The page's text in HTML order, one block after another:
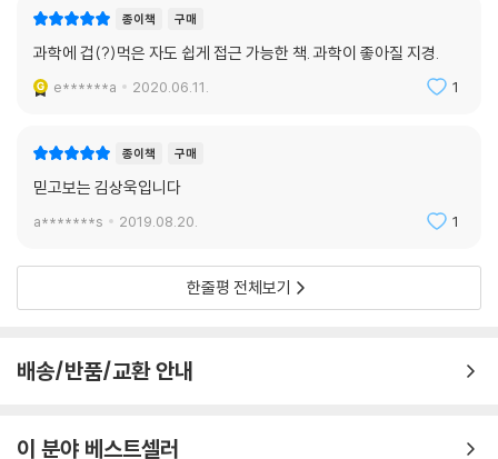
지만, 이 둘을 겸하는 사람은 드물다. 더욱이 과학과 인문, 양면의 통찰을
쉽고도 진하게 담는 이는 더 귀하다.
김상욱 교수는 과학과 인문학의 중간에서 그 경계를 흐트러뜨리려 한다.
냉철한 과학자의 두뇌로 뜨겁게 삶을 마주하는 김상욱 이야말로 다가올
‘과학 인문학’ 시대의 첫 번째 안내자이다. 양쪽 모두에 대한 깊은 이해가
르치는 선생님으로서의 기질을 둘 다 가지고 있기 때문이다.
‘모든 사물의 이치’라는 ‘물리’의 정의에 따르듯 ‘물리학자’ 김상욱은 빈틈
질문에 함께 고민하는 사회 일원으로서, 답을 찾아가는 여정을 안내하는
한국의 지식사회에서 연구와 소통의 관계는 마치 두 개의 음전하와 같다.
김상욱 교수는 연구와 소통 간의 이런 (터무니없는) 반발력에 대항하여 둘
그동안 써온 에세이들을 보면, 그가 또 다른 안정상태를 추구하고 있음을
과학이고 인문이어야 함을 주장하고 있다. 빛이 입자요 파동인 것처럼. 운
동방정식인 양 정확하지만, [개그콘서트]처럼 재밌는 이야기들도 솔찮다.
- 장대익 (서울대 자유전공학부 교수, 『다윈의 식탁』 저자)
수의 이 책은 진정한 인문학 서적이라고 할 만하다.
종이책 구매
과학에 겁(?)먹은 자도 쉽게 접근 가능한 책. 과학이 좋아질 지경.
e******a 2020.06.11. 1
종이책 구매
믿고보는 김상욱입니다
a*******s 2019.08.20. 1
한줄평 전체보기
배송/반품/교환 안내
이 분야 베스트셀러